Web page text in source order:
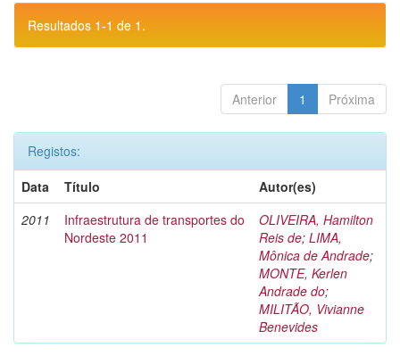
Resultados 1-1 de 1.
Anterior 1 Próxima
Registos:
Data
Título
Autor(es)
2011
Infraestrutura de transportes do
Nordeste 2011
OLIVEIRA, Hamilton
Reis de; LIMA,
Mônica de Andrade;
MONTE, Kerlen
Andrade do;
MILITÃO, Vivianne
Benevides